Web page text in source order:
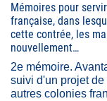
Mémoires pour
française, dans
cette contrée, les
nouvellement…
2e mémoire.
suivi d'un projet
autres colonies